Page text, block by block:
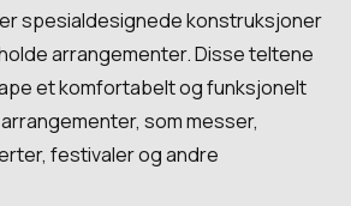
spesialdesignede konstruksjoner
arrangementer. Disse teltene
et komfortabelt og funksjonelt
som messer,
festivaler og andre